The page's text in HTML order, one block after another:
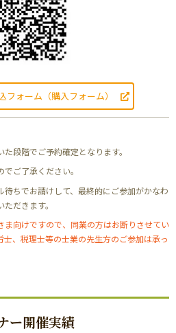
ォーム（購入フォーム）
段階でご予約確定となります。
ご了承ください。
待ちでお請けして、最終的にご参加がかなわ
だきます。
ま向けですので、同業の方はお断りさせてい
、税理士等の士業の先生方のご参加は承っ
ー開催実績